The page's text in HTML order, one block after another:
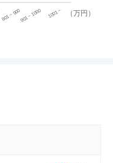
（万円）
801 ~ 900901 ~ 1000 1001 ~